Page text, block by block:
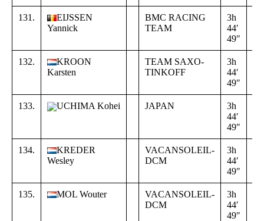
131.
EIJSSEN
Yannick
BMC RACING
TEAM
3h
44′
49″
132.
KROON
Karsten
TEAM SAXO-
TINKOFF
3h
44′
49″
133. UCHIMA Kohei JAPAN
3h
44′
49″
134.
KREDER
Wesley
VACANSOLEIL-
DCM
3h
44′
49″
135. MOL Wouter
VACANSOLEIL-
DCM
3h
44′
49″